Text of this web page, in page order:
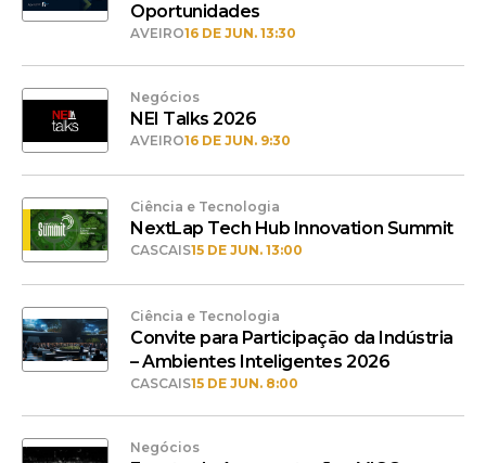
Oportunidades
AVEIRO16 DE JUN. 13:30
Negócios
NEI Talks 2026
AVEIRO16 DE JUN. 9:30
Ciência e Tecnologia
NextLap Tech Hub Innovation Summit
CASCAIS15 DE JUN. 13:00
Ciência e Tecnologia
Convite para Participação da Indústria
– Ambientes Inteligentes 2026
CASCAIS15 DE JUN. 8:00
Negócios